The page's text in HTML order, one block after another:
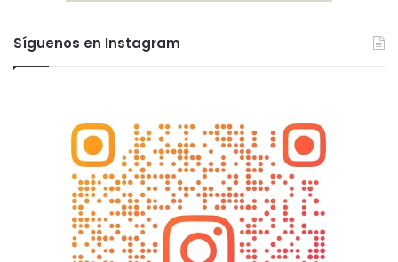
Síguenos en Instagram